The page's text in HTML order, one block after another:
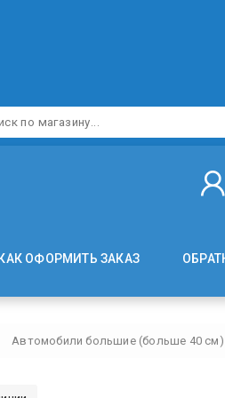
КАК ОФОРМИТЬ ЗАКАЗ
Автомобили большие (больше 40 см)